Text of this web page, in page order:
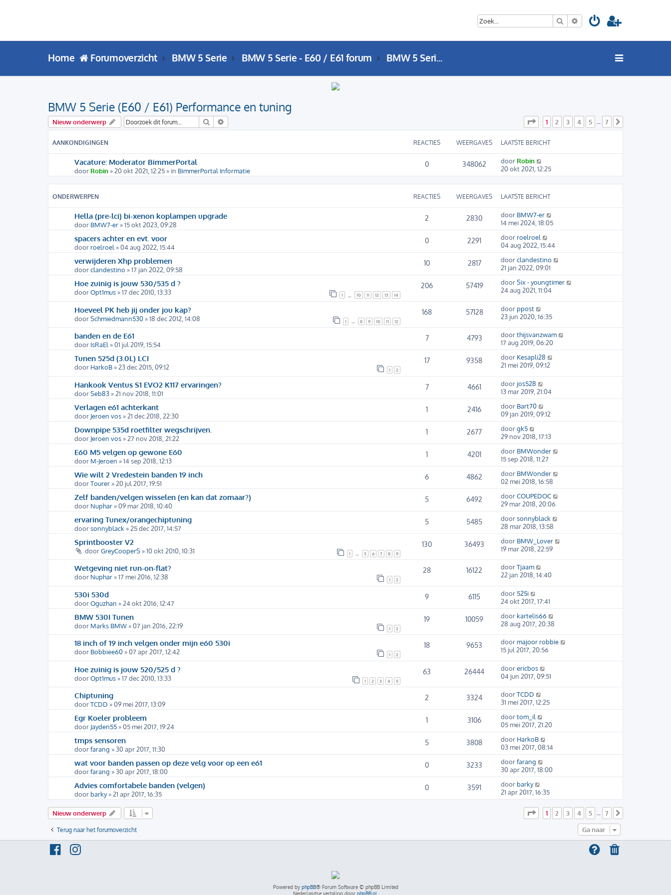
Zoek Uitgebreid zoeken
Home Forumoverzicht BMW 5 Serie BMW 5 Serie - E60 / E61 forum BMW 5 Serie (E60 / E61) Performance en tuning
BMW 5 Serie (E60 / E61) Performance en tuning
Nieuw onderwerp Zoek Pagina van 7
1 2 3 4 5 … 7
AANKONDIGINGEN REACTIES WEERGAVES LAATSTE BERICHT
Vacature: Moderator BimmerPortal
door Robin » 20 okt 2021, 12:25 » in BimmerPortal Informatie
0 348062 door Robin
20 okt 2021, 12:25
ONDERWERPEN REACTIES WEERGAVES LAATSTE BERICHT
Hella (pre-lci) bi-xenon koplampen upgrade
door BMW7-er » 15 okt 2023, 09:28
2 2830 door BMW7-er
14 mei 2024, 18:05
spacers achter en evt. voor
door roelroel » 04 aug 2022, 15:44
0 2291 door roelroel
04 aug 2022, 15:44
verwijderen Xhp problemen
doorclandestino » 17 jan 2022, 09:58
10 2817 doorclandestino
21 jan 2022, 09:01
Hoe zuinig is jouw 530/535 d ?
doorOpt1mus » 17 dec 2010, 13:33 1 10 11 12 13 14
206 57419 doorSix - youngtimer
24 aug 2021, 11:04
Hoeveel PK heb jij onder jou kap?
doorSchmiedmann530 » 18 dec 2012, 14:08 1 … 8 9 10 11 12
168 57128 door ppost
23 jun 2020, 16:35
banden en de E61
door IsRaEl » 01 jul 2019, 15:54
7 4793 doorthijsvanzwam
17 aug 2019, 06:20
Tunen 525d (3.0L) LCI
door HarkoB » 23 dec 2015, 09:12 1 2
17 9358 door Kesapli28
21 mei 2019, 09:12
Hankook Ventus S1 EVO2 K117 ervaringen?
doorSeb83 » 21 nov 2018, 11:01
7 4661 door jos528
13 mar 2019, 21:04
Verlagen e61 achterkant
door Jeroen vos » 21 dec 2018, 22:30
1 2416 door Bart70
09 jan 2019, 09:12
Downpipe 535d roetfilter wegschrijven.
door Jeroen vos » 27 nov 2018, 21:22
1 2677 doorgk5
29 nov 2018, 17:13
E60 M5 velgen op gewone E60
door M-Jeroen » 14 sep 2018, 12:13
1 4201 door BMWonder
15 sep 2018, 11:27
Wie wilt 2 Vredestein banden 19 inch
doorTourer » 20 jul 2017, 19:51
6 4862 door BMWonder
02 mei 2018, 16:58
Zelf banden/velgen wisselen (en kan dat zomaar?)
door Nuphar » 09 mar 2018, 10:40
5 6492 doorCOUPEDOC
29 mar 2018, 20:06
ervaring Tunex/orangechiptuning
doorsonnyblack » 25 dec 2017, 14:57
5 5485 doorsonnyblack
28 mar 2018, 13:58
Sprintbooster V2
doorGreyCooperS » 10 okt 2010, 10:31 1 … 5 6 7 8 9
130 36493 door BMW_Lover
19 mar 2018, 22:59
Wetgeving niet run-on-flat?
door Nuphar » 17 mei 2016, 12:38 1 2
28 16122 doorTjaam
22 jan 2018, 14:40
530i 530d
doorOguzhan » 24 okt 2016, 12:47
9 6115 door 525i
24 okt 2017, 17:41
BMW 530I Tunen
door Marks BMW » 07 jan 2016, 22:19 1 2
19 10059 door kartelis66
28 aug 2017, 20:38
18 inch of 19 inch velgen onder mijn e60 530i
door Bobbiee60 » 07 apr 2017, 12:42 1 2
18 9653 door majoor robbie
15 jul 2017, 20:56
Hoe zuinig is jouw 520/525 d ?
doorOpt1mus » 17 dec 2010, 13:33 1 2 3 4 5
63 26444 doorericbos
04 jun 2017, 09:51
Chiptuning
doorTCDD » 09 mei 2017, 13:09
2 3324 doorTCDD
31 mei 2017, 12:25
Egr Koeler probleem
door Jayden55 » 05 mei 2017, 19:24
1 3106 doortom_il
05 mei 2017, 21:20
tmps sensoren
doorfarang » 30 apr 2017, 11:30
5 3808 door HarkoB
03 mei 2017, 08:14
wat voor banden passen op deze velg voor op een e61
doorfarang » 30 apr 2017, 18:00
0 3233 doorfarang
30 apr 2017, 18:00
Advies comfortabele banden (velgen)
door barky» 21 apr 2017, 16:35
0 3591 door barky
21 apr 2017, 16:35
Nieuw onderwerp Pagina van 7
1 2 3 4 5 … 7
Terug naar het forumoverzicht Ga naar
Powered by phpBB® Forum Software © phpBB Limited
Nederlandse vertaling door phpBB.nl